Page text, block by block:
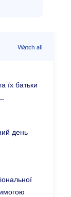
Watch all
їх батьки
день